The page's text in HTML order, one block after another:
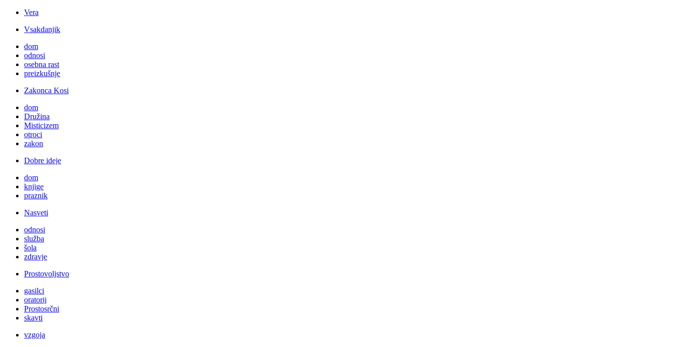
Vera
Vsakdanjik
dom
odnosi
osebna rast
preizkušnje
Zakonca Kosi
dom
Družina
Misticizem
otroci
zakon
Dobre ideje
dom
knjige
praznik
Nasveti
odnosi
služba
šola
zdravje
Prostovoljstvo
gasilci
oratorij
Prostosrčni
skavti
vzgoja